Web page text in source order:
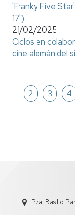
'Franky Five
17')
21/02/2025
Ciclos en
cine alemán del
… Página
2 Página
3 4
Pza. Basilio